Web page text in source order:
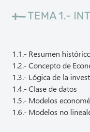
TEMA 1.-
1.1.- Resumen
1.2.- Concepto de
1.3.- Lógica de la
1.4.- Clase de datos
1.5.- Modelos
1.6.- Modelos no